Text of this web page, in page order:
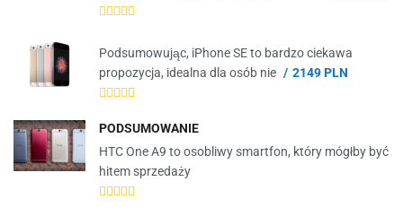
Podsumowując, iPhone SE to bardzo ciekawa
propozycja, idealna dla osób nie
2149 PLN
PODSUMOWANIE
HTC One A9 to osobliwy smartfon, który mógłby być
hitem sprzedaży